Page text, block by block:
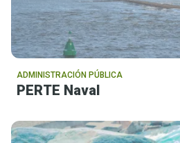
ADMINISTRACIÓN PÚBLICA
PERTE Naval